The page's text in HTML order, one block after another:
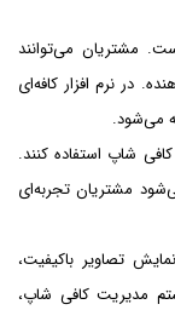
مشتریان می‌توانند
در نرم افزار کافه‌ای
می‌شود.
شاپ استفاده کنند.
مشتریان تجربه‌ای
تصاویر باکیفیت،
مدیریت کافی شاپ،